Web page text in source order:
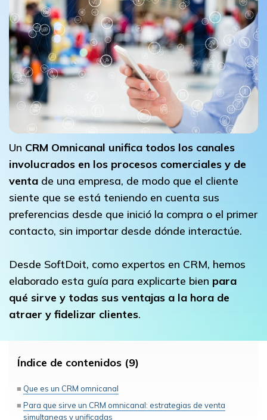
Un CRM Omnicanal unifica todos los canales
involucrados en los procesos comerciales y de
venta de una empresa, de modo que el cliente
siente que se está teniendo en cuenta sus
preferencias desde que inició la compra o el primer
contacto, sin importar desde dónde interactúe.
Desde SoftDoit, como expertos en CRM, hemos
elaborado esta guía para explicarte bien para
qué sirve y todas sus ventajas a la hora de
atraer y fidelizar clientes.
Índice de contenidos (9)
Que es un CRM omnicanal
Para que sirve un CRM omnicanal: estrategias de venta
simultaneas y unificadas